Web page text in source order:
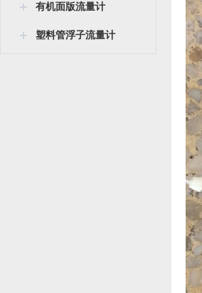
有机面版流量计
塑料管浮子流量计